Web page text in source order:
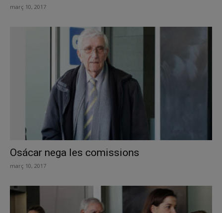
març 10, 2017
Osácar nega les comissions
març 10, 2017